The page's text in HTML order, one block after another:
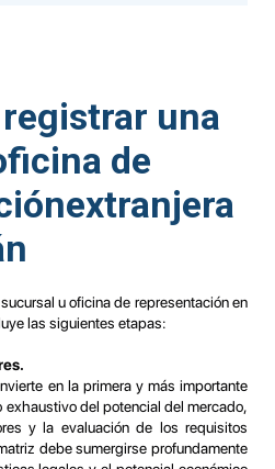
una
de
u oficina de representación en
las siguientes etapas:
en la primera y más importante
exhaustivo del potencial del mercado,
y la evaluación de los requisitos
debe sumergirse profundamente